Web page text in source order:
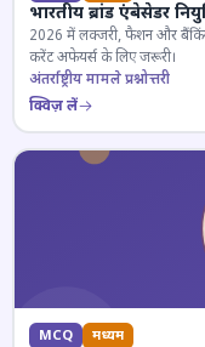
भारतीय ब्रांड एंबेसेडर
2026 में लक्जरी, फैशन और बैंकिंग
करेंट अफेयर्स के लिए जरूरी।
अंतर्राष्ट्रीय मामले प्रश्नोत्तरी
क्विज़ लें
MCQ मध्यम